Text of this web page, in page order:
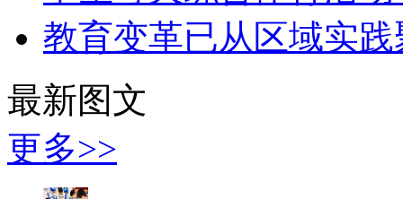
教育变革已从区域实
最新图文
更多>>